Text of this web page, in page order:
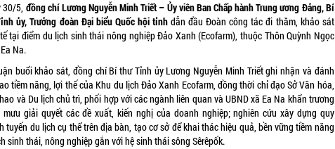
30/5, đồng chí Lương Nguyễn Minh Triết – Ủy viên Ban Chấp hành Trung ương Đảng, Bí
ủy, Trưởng đoàn Đại biểu Quốc hội tỉnhdẫn đầu Đoàn công tác đi thăm, khảo sát
tại điểm du lịch sinh thái nông nghiệp Đảo Xanh (Ecofarm), thuộc Thôn Quỳnh Ngọc
Na.
buổi khảo sát, đồng chí Bí thư Tỉnh ủy Lương Nguyễn Minh Triết ghi nhận và đánh
tiềm năng, lợi thế của Khu du lịch Đảo Xanh Ecofarm, đồng thời chỉ đạo Sở Văn hóa,
và Du lịch chủ trì, phối hợp với các ngành liên quan và UBND xã Ea Na khẩn trương
mưu giải quyết các đề xuất, kiến nghị của doanh nghiệp; nghiên cứu xây dựng quy
tuyến du lịch cụ thể trên địa bàn, tạo cơ sở để khai thác hiệu quả, bền vững tiềm năng
sinh thái, nông nghiệp gắn với hệ sinh thái sông Sêrêpốk.